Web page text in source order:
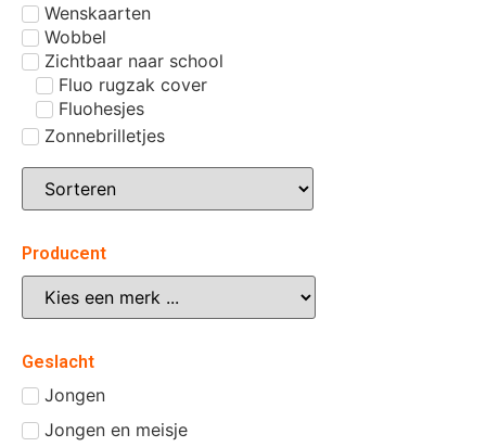
Wenskaarten
Wobbel
Zichtbaar naar school
Fluo rugzak cover
Fluohesjes
Zonnebrilletjes
Producent
Geslacht
Jongen
Jongen en meisje